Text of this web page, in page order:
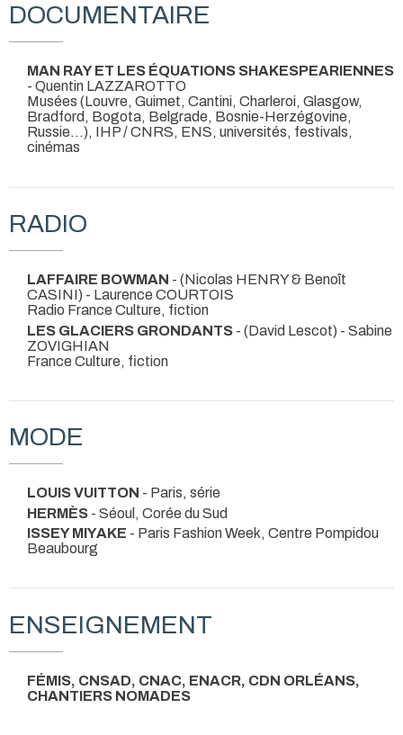
DOCUMENTAIRE
MAN RAY ET LES ÉQUATIONS SHAKESPEARIENNES
- Quentin LAZZAROTTO
Musées (Louvre, Guimet, Cantini, Charleroi, Glasgow,
Bradford, Bogota, Belgrade, Bosnie-Herzégovine,
Russie…), IHP / CNRS, ENS, universités, festivals,
cinémas
RADIO
LAFFAIRE BOWMAN - (Nicolas HENRY & Benoît
CASINI) - Laurence COURTOIS
Radio France Culture, fiction
LES GLACIERS GRONDANTS - (David Lescot) - Sabine
ZOVIGHIAN
France Culture, fiction
MODE
LOUIS VUITTON - Paris, série
HERMÈS - Séoul, Corée du Sud
ISSEY MIYAKE - Paris Fashion Week, Centre Pompidou
Beaubourg
ENSEIGNEMENT
FÉMIS, CNSAD, CNAC, ENACR, CDN ORLÉANS,
CHANTIERS NOMADES